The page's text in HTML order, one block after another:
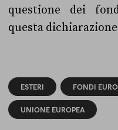
questione dei
questa
ESTERI FONDI
UNIONE EUROPEA